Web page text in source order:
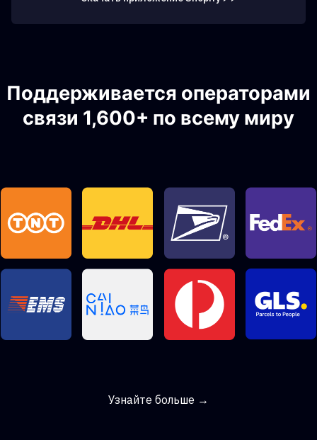
Поддерживается операторами
связи 1,600+ по всему миру
Узнайте больше →